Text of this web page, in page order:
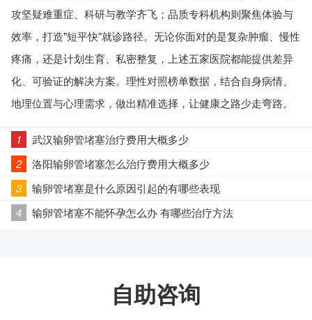
攻坚疑难重症、科研与教学齐飞；品质专科机构则聚焦体验与
效率，打造"短平快"就诊路径。无论你面对的是复杂肿瘤、慢性
疼痛，还是计划生育、私密整复，上述五家医院都能提供差异
化、可验证的解决方案。理性对照榜单数据，结合自身病情、
地理位置与心理需求，做出精准选择，让健康之路少走弯路。
1
武汉输卵管堵塞治疗费用大概多少
2
洛阳输卵管堵塞怎么治疗费用大概多少
3
输卵管堵塞是什么原因引起的有哪些表现
4
输卵管堵塞不能怀孕怎么办 有哪些治疗方法
自助咨询